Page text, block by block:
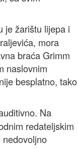
je žarištu lijepa i
mora
braća Grimm
naslovnim
besplatno, tako
Na
redateljskim